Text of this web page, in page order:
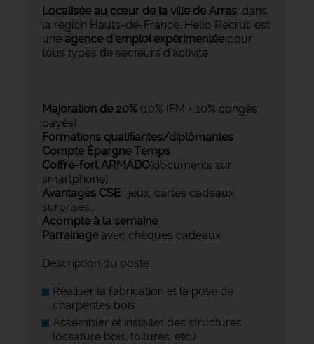
Localisée au cœur de la ville de Arras , dans
la région Hauts-de-France, Hello Recrut' est
une agence d'emploi expérimentéepour
tous types de secteurs d'activité.
Majoration de 20% (10% IFM + 10% congés
payés)
Formations qualifiantes/diplômantes
Compte Épargne Temps
Coffre-fort ARMADO(documents sur
smartphone)
Avantages CSE : jeux, cartes cadeaux,
surprises…
Acompte à la semaine
Parrainageavec chèques cadeaux
Description du poste
Réaliser la fabrication et la pose de
charpentes bois
Assembler et installer des structures
(ossature bois, toitures, etc.)